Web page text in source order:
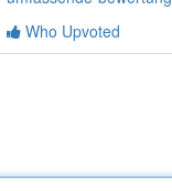
Who Upvoted